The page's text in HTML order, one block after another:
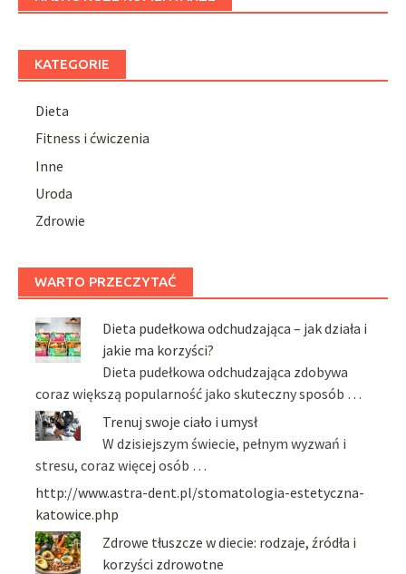
KATEGORIE
Dieta
Fitness i ćwiczenia
Inne
Uroda
Zdrowie
WARTO PRZECZYTAĆ
Dieta pudełkowa odchudzająca – jak działa i
jakie ma korzyści?
Dieta pudełkowa odchudzająca zdobywa
coraz większą popularność jako skuteczny sposób …
Trenuj swoje ciało i umysł
W dzisiejszym świecie, pełnym wyzwań i
stresu, coraz więcej osób …
http://www.astra-dent.pl/stomatologia-estetyczna-
katowice.php
Zdrowe tłuszcze w diecie: rodzaje, źródła i
korzyści zdrowotne